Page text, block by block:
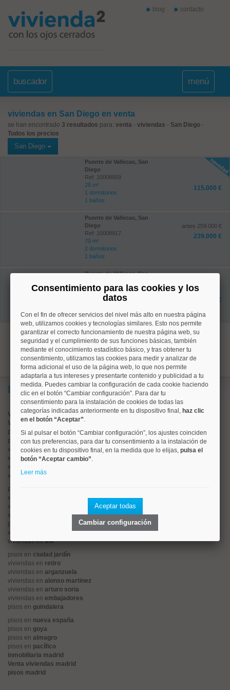
blog contacto
buscador menú
viviendas en San Diego en venta
se han encontrado 3 resultados para: venta - viviendas - San Diego -
Todos los precios
San Diego
Puente de Vallecas, San
Diego
Ref: 10008959
28 m²
1 dormitorios
1 baños
115.000 €
Puente de Vallecas, San
Diego
Ref: 10008917
70 m²
2 dormitorios
1 baños
antes 259.000 €
239.000 €
Puente de Vallecas, San
Ref: 10008636
1 baños
249.000 €
1
Lo más buscado
Valorar vivienda online
Vender piso
pisos en chamberí
pisos enmoncloa
viviendas enargüelles
viviendas entetuán
viviendas en
viviendas enchamartín
pisos en
viviendas en
viviendas en
viviendas en
ciudad lineal
pisos en
viviendas en
viviendas ensol
pisos en ciudad jardín
viviendas en retiro
viviendas en arganzuela
viviendas en alonso martinez
viviendas en arturo soria
viviendas en embajadores
pisos en guindalera
pisos en nueva españa
pisos en goya
pisos en almagro
pisos en pacífico
inmobiliaria madrid
Venta viviendas madrid
pisos madrid
Consentimiento para las cookies y los
datos
Con el fin de ofrecer servicios del nivel más alto en nuestra página
web, utilizamos cookies y tecnologías similares. Esto nos permite
garantizar el correcto funcionamiento de nuestra página web, su
seguridad y el cumplimiento de sus funciones básicas, también
mediante el conocimiento estadístico básico, y tras obtener tu
consentimiento, utilizamos las cookies para medir y analizar de
forma adicional el uso de la página web, lo que nos permite
adaptarla a tus intereses y presentarte contenido y publicidad a tu
medida. Puedes cambiar la configuración de cada cookie haciendo
clic en el botón “Cambiar configuración”. Para dar tu
consentimiento para la instalación de cookies de todas las
categorías indicadas anteriormente en tu dispositivo final, haz clic
en el botón “Aceptar”.
Si al pulsar el botón “Cambiar configuración”, los ajustes coinciden
con tus preferencias, para dar tu consentimiento a la instalación de
cookies en tu dispositivo final, en la medida que lo elijas, pulsa el
botón “Aceptar cambio”.
Leer más
Aceptar todas
Cambiar configuración